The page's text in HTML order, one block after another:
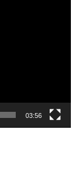
03:56